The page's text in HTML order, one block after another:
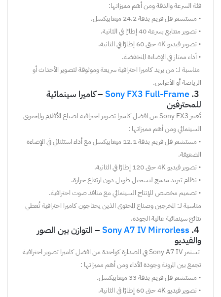
فئةالسرعةوالدقةومن أهم مميزاتها:
• مستشعر فلفريم بدقة24.2 ميغابيكسل.
•تصوير متتابعبسرعة40إطارًافيالثانية.
•تصوير فيديو4Kحتى60 إطارًافيالثانية.
•أداءممتازفيالإضاءةالمنخفضة.
مناسبةلـ: منيريدكاميرا احترافيةسريعةوموثوقةلتصوير الأحداثأو
الرياضةأوالأعراس.
3
.
Sony FX3 Full-Frame
–كاميرا سينمائية
للمحترفين
تُعتبر Sony FX3 منافضلكاميراتصوير احترافيةلصناعالأفلاموالمحتوى
السينمائيومن أهم مميزاتها :
• مستشعر فلفريم بدقة12.1 ميغابيكسلمعأداءاستثنائيفيالإضاءة
الضعيفة.
•تصوير فيديو4Kحتى120 إطارًافيالثانية.
• نظامتبريدمدمجلتسجيلطويلدونارتفاعحرارة.
•تصميم مخصصللإنتاجالسينمائيمعمنافذصوتاحترافية.
مناسبة لـ: المخرجين وصناع المحتوى الذين يحتاجون كاميرا احترافية تُعطي
نتائج سينمائية عالية الجودة.
4
.
Sony A7 IV Mirrorless
–التوازنبينالصور
والفيديو
تستمر Sony A7 IVفيالصدارةكواحدةمنافضلكاميراتصوير احترافية
تجمعبينالمرونةوجودةالأداءومن أهم مميزاتها :
• مستشعر فلفريم بدقة33 ميغابيكسل.
•تصوير فيديو4Kحتى60 إطارًافيالثانية.